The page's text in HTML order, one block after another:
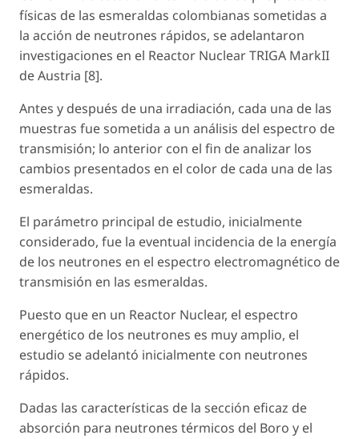
físicas de las esmeraldas colombianas sometidas a
la acción de neutrones rápidos, se adelantaron
investigaciones en el Reactor Nuclear TRIGA MarkII
de Austria [8].
Antes y después de una irradiación, cada una de las
muestras fue sometida a un análisis del espectro de
transmisión; lo anterior con el fin de analizar los
cambios presentados en el color de cada una de las
esmeraldas.
El parámetro principal de estudio, inicialmente
considerado, fue la eventual incidencia de la energía
de los neutrones en el espectro electromagnético de
transmisión en las esmeraldas.
Puesto que en un Reactor Nuclear, el espectro
energético de los neutrones es muy amplio, el
estudio se adelantó inicialmente con neutrones
rápidos.
Dadas las características de la sección eficaz de
absorción para neutrones térmicos del Boro y el